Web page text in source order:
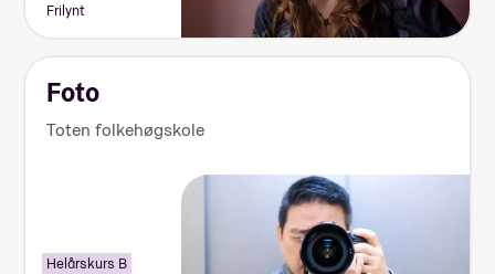
Frilynt
Foto
Toten folkehøgskole
Helårskurs B